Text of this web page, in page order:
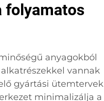
folyamatos
anyagokból
vannak
gyártási ütemtervek
minimalizálja a